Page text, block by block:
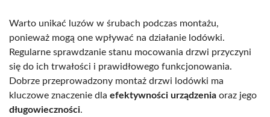
Warto unikać luzów w śrubach podczas montażu,
ponieważ mogą one wpływać na działanie lodówki.
Regularne sprawdzanie stanu mocowania drzwi przyczyni
się do ich trwałości i prawidłowego funkcjonowania.
Dobrze przeprowadzony montaż drzwi lodówki ma
kluczowe znaczenie dla efektywności urządzenia oraz jego
długowieczności.